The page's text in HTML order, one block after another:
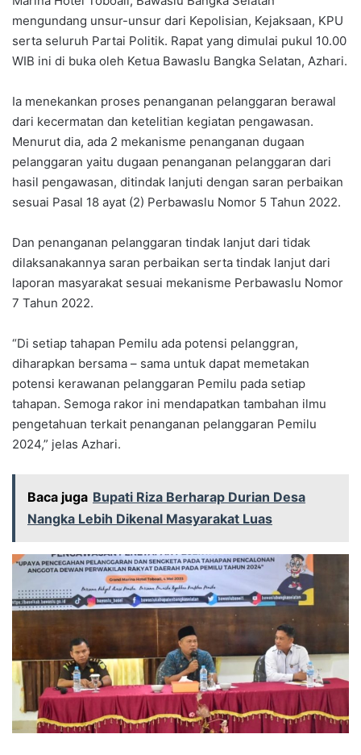
mengundang unsur-unsur dari Kepolisian, Kejaksaan, KPU
serta seluruh Partai Politik. Rapat yang dimulai pukul 10.00
WIB ini di buka oleh Ketua Bawaslu Bangka Selatan, Azhari.
Ia menekankan proses penanganan pelanggaran berawal
dari kecermatan dan ketelitian kegiatan pengawasan.
Menurut dia, ada 2 mekanisme penanganan dugaan
pelanggaran yaitu dugaan penanganan pelanggaran dari
hasil pengawasan, ditindak lanjuti dengan saran perbaikan
sesuai Pasal 18 ayat (2) Perbawaslu Nomor 5 Tahun 2022.
Dan penanganan pelanggaran tindak lanjut dari tidak
dilaksanakannya saran perbaikan serta tindak lanjut dari
laporan masyarakat sesuai mekanisme Perbawaslu Nomor
7 Tahun 2022.
“Di setiap tahapan Pemilu ada potensi pelanggran,
diharapkan bersama – sama untuk dapat memetakan
potensi kerawanan pelanggaran Pemilu pada setiap
tahapan. Semoga rakor ini mendapatkan tambahan ilmu
pengetahuan terkait penanganan pelanggaran Pemilu
2024,” jelas Azhari.
Baca juga Bupati Riza Berharap Durian Desa
Nangka Lebih Dikenal Masyarakat Luas